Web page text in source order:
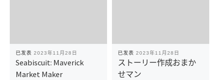
已发表 2023年11月28日
Seabiscuit: Maverick
Market Maker
已发表 2023年11月28日
ストーリー作成おまか
せマン